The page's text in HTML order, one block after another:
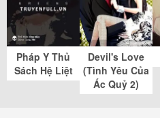
Pháp Y Thủ
Sách Hệ Liệt
Devil's Love
(Tình Yêu Của
Ác Quỷ 2)